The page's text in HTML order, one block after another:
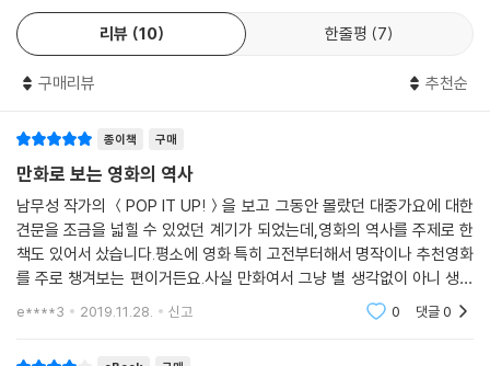
는 것’으로 복귀한다. 인터넷 시대의 젊은이들은 읽는 것에서 멀어졌으며
보는 것만으로도 충분히 만족했다. 굴곡 많은 영화사처럼 영화를 텍스트로
접하는 유행도 그와 함께 운명을 다한 것처럼 보였다.
영화의 역사를 이야기해야 하는 시점에서, 문득 지금 우리에게 영화를 이
해한다는 말은 무엇일까 의문을 던져보았다. 여전히 영화는 보는 것만으로
를 전부 이해했다고 말하기 힘든 면도 있다. 결국 영화란 ‘보고 또 읽어야
하는 것’이다. 『만화로 보는 영화의 역사』는 영화가 보고 읽는 것임을 증명
해 보인다. 어디선가 본 듯한 배우의 스틸이나, 영화사의 놓칠 수 없는 명장
면들은 올드팬에게 향수를 불러일으키기 충분하며, 그 영화의 이면을 가득
채운 감독과 배우의 에피소드들은 영화의 역사가 그 어떤 예술사보다 긴장
리뷰 10 한줄평 7
구매리뷰 추천순
종이책 구매
만화로 보는 영화의 역사
남무성 작가의 ＜POP IT UP!＞을 보고 그동안 몰랐던 대중가요에 대한
견문을 조금을 넓힐 수 있었던 계기가 되었는데,영화의 역사를 주제로 한
책도 있어서 샀습니다.평소에 영화 특히 고전부터해서 명작이나 추천영화
를 주로 챙겨보는 편이거든요.사실 만화여서 그냥 별 생각없이 아니 생각
을 많이 하며 진지하게 읽어도많은 것을 까먹게 됩니다. 그래서 책 내용을
e****3 2019.11.28. 신고 0 댓글0